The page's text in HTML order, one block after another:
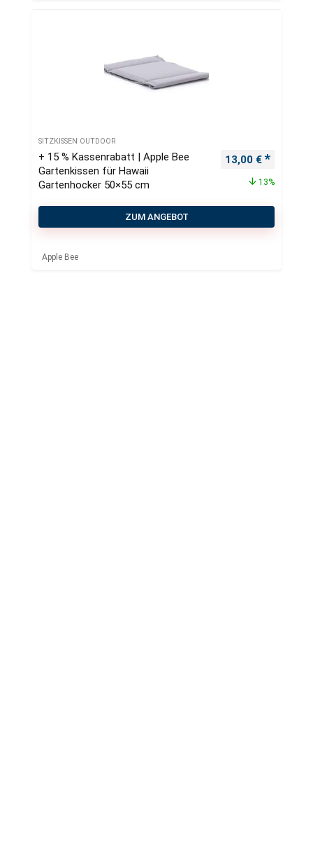
SITZKISSEN OUTDOOR
+ 15 % Kassenrabatt | Apple Bee
Gartenkissen für Hawaii
Gartenhocker 50×55 cm
Ursprünglicher
13,00 €
13%
ZUM ANGEBOT
Apple Bee